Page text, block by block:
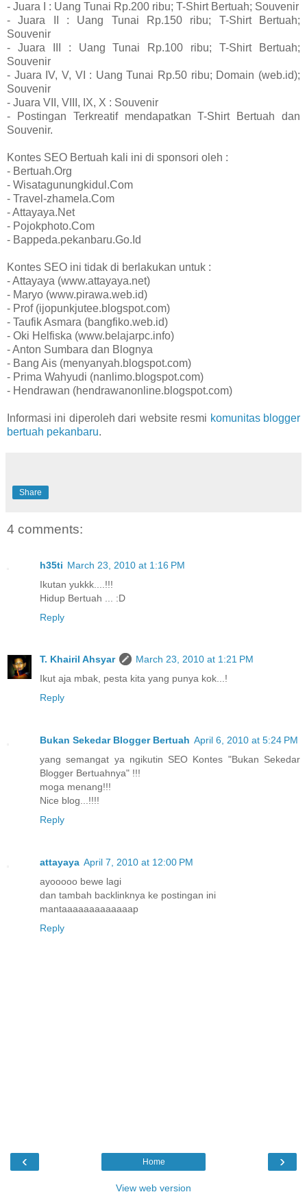
- Juara I : Uang Tunai Rp.200 ribu; T-Shirt Bertuah; Souvenir
- Juara II : Uang Tunai Rp.150 ribu; T-Shirt Bertuah;
Souvenir
- Juara III : Uang Tunai Rp.100 ribu; T-Shirt Bertuah;
Souvenir
- Juara IV, V, VI : Uang Tunai Rp.50 ribu; Domain (web.id);
Souvenir
- Juara VII, VIII, IX, X : Souvenir
- Postingan Terkreatif mendapatkan T-Shirt Bertuah dan
Souvenir.
Kontes SEO Bertuah kali ini di sponsori oleh :
- Bertuah.Org
- Wisatagunungkidul.Com
- Travel-zhamela.Com
- Attayaya.Net
- Pojokphoto.Com
- Bappeda.pekanbaru.Go.Id
Kontes SEO ini tidak di berlakukan untuk :
- Attayaya (www.attayaya.net)
- Maryo (www.pirawa.web.id)
- Prof (ijopunkjutee.blogspot.com)
- Taufik Asmara (bangfiko.web.id)
- Oki Helfiska (www.belajarpc.info)
- Anton Sumbara dan Blognya
- Bang Ais (menyanyah.blogspot.com)
- Prima Wahyudi (nanlimo.blogspot.com)
- Hendrawan (hendrawanonline.blogspot.com)
Informasi ini diperoleh dari website resmi komunitas blogger
bertuah pekanbaru.
Share
4 comments:
h35ti March 23, 2010 at 1:16 PM
Ikutan yukkk....!!!
Hidup Bertuah ... :D
Reply
T. Khairil Ahsyar
March 23, 2010 at 1:21 PM
Ikut aja mbak, pesta kita yang punya kok...!
Reply
Bukan Sekedar Blogger Bertuah April 6, 2010 at 5:24 PM
yang semangat ya ngikutin SEO Kontes "Bukan Sekedar
Blogger Bertuahnya" !!!
moga menang!!!
Nice blog...!!!!
Reply
attayaya April 7, 2010 at 12:00 PM
ayooooo bewe lagi
dan tambah backlinknya ke postingan ini
mantaaaaaaaaaaaaap
Reply
‹ ›
Home
View web version